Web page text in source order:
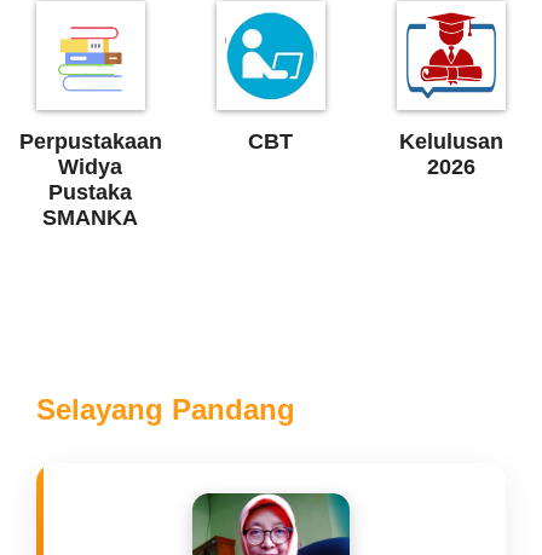
Perpustakaan
Widya
Pustaka
SMANKA
CBT
Kelulusan
2026
Selayang Pandang